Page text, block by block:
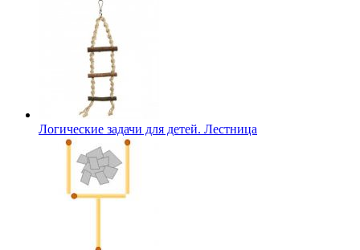
Логические задачи для детей. Лестница